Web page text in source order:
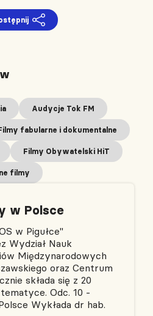
w Polsce
w Pigułce"
Wydział Nauk
Międzynarodowych
oraz Centrum
składa się z 20
Odc. 10 -
Wykłada dr hab.
Audycje Tok FM
fabularne i dokumentalne
Filmy Obywatelski HiT
filmy